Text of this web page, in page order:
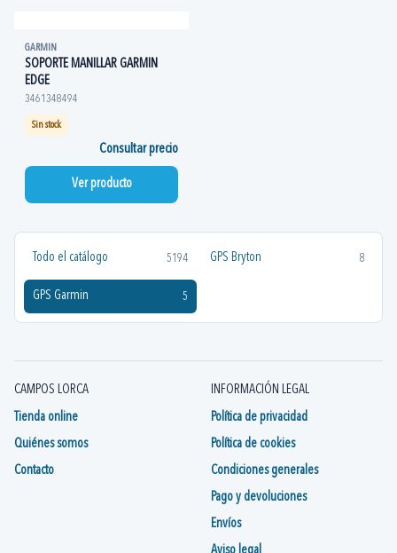
Todo el catálogo 5194 GPS Bryton 8
GPS Garmin 5
GARMIN
SOPORTE MANILLAR GARMIN
EDGE
3461348494
Sin stock
Consultar precio
Ver producto
CAMPOS LORCA
Tienda online
Quiénes somos
Contacto
INFORMACIÓN LEGAL
Política de privacidad
Política de cookies
Condiciones generales
Pago y devoluciones
Envíos